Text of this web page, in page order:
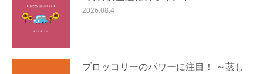
2026.08.4
ブロッコリーのパワーに注目！ ～蒸し